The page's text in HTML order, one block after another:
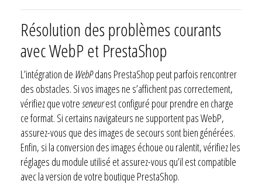
Résolution des problèmes courants
avec WebP et PrestaShop
L’intégration de WebPdans PrestaShop peut parfois rencontrer
des obstacles. Si vos images ne s’affichent pas correctement,
vérifiez que votreserveurest configuré pour prendre en charge
ce format. Si certains navigateurs ne supportent pas WebP,
assurez-vous que des images de secours sont bien générées.
Enfin, si la conversion des images échoue ou ralentit, vérifiez les
réglages du module utilisé et assurez-vous qu’il est compatible
avec la version de votre boutique PrestaShop.